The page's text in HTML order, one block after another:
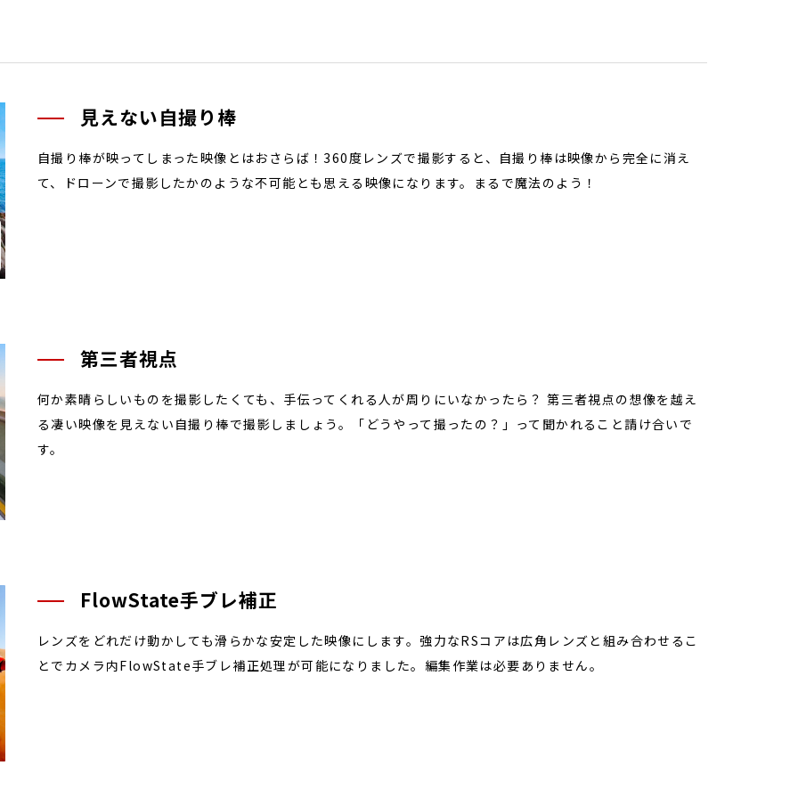
見えない自撮り棒
自撮り棒が映ってしまった映像とはおさらば！360度レンズで撮影すると、自撮り棒は映像から完全に消え
て、ドローンで撮影したかのような不可能とも思える映像になります。まるで魔法のよう！
第三者視点
何か素晴らしいものを撮影したくても、手伝ってくれる人が周りにいなかったら？ 第三者視点の想像を越え
る凄い映像を見えない自撮り棒で撮影しましょう。「どうやって撮ったの？」って聞かれること請け合いで
す。
FlowState手ブレ補正
レンズをどれだけ動かしても滑らかな安定した映像にします。強力なRSコアは広角レンズと組み合わせるこ
とでカメラ内FlowState手ブレ補正処理が可能になりました。編集作業は必要ありません。